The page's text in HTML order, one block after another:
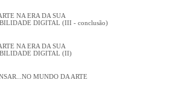
NA ERA DA SUA
DIGITAL (III - conclusão)
NA ERA DA SUA
DIGITAL (II)
MUNDO DA ARTE